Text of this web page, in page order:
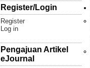
Register/Login
Register
Log in
Pengajuan Artikel
eJournal